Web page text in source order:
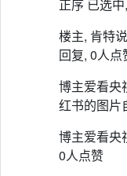
正序 已选中,
楼主, 肯特
回复, 0人点
博主爱看央
红书的图片
博主爱看央
0人点赞